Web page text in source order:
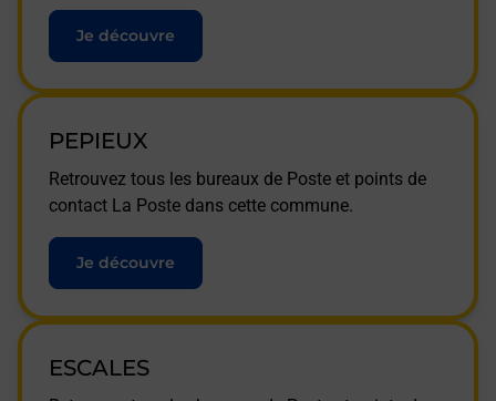
Je découvre
PEPIEUX
Retrouvez tous les bureaux de Poste et points de
contact La Poste dans cette commune.
Je découvre
ESCALES